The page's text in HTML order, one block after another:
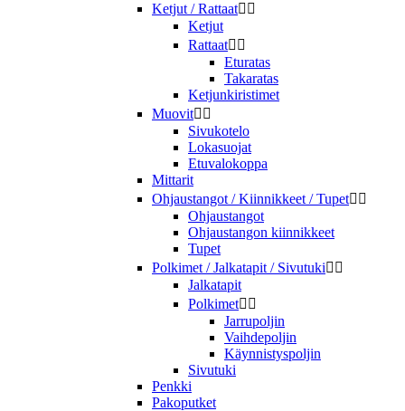
Ketjut / Rattaat 
Ketjut
Rattaat 
Eturatas
Takaratas
Ketjunkiristimet
Muovit 
Sivukotelo
Lokasuojat
Etuvalokoppa
Mittarit
Ohjaustangot / Kiinnikkeet / Tupet 
Ohjaustangot
Ohjaustangon kiinnikkeet
Tupet
Polkimet / Jalkatapit / Sivutuki 
Jalkatapit
Polkimet 
Jarrupoljin
Vaihdepoljin
Käynnistyspoljin
Sivutuki
Penkki
Pakoputket